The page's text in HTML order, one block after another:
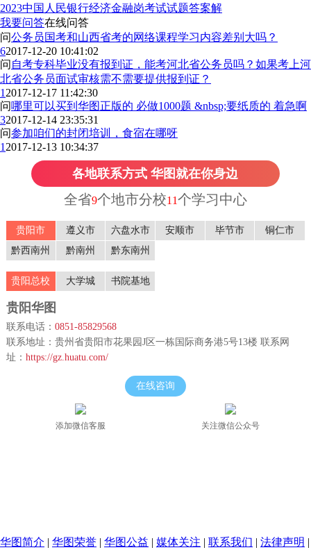
2023中国人民银行经济金融岗考试试题答案解
我要问答在线问答
问公务员国考和山西省考的网络课程学习内容差别大吗？
62017-12-20 10:41:02
问 自考专科毕业没有报到证，能考河北省公务员吗？如果考上河
北省公务员面试审核需不需要提供报到证？
1 2017-12-17 11:42:30
问哪里可以买到华图正版的 必做1000题 &nbsp;要纸质的 着急啊
32017-12-14 23:35:31
问参加咱们的封闭培训，食宿在哪呀
1 2017-12-13 10:34:37
华图简介 | 华图荣誉 | 华图公益 | 媒体关注 | 联系我们 | 法律声明 |